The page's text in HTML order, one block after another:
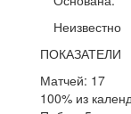
Неизвестно
ПОКАЗАТЕЛИ
Матчей: 17
100% из